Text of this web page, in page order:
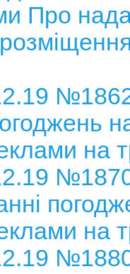
Про
на
на